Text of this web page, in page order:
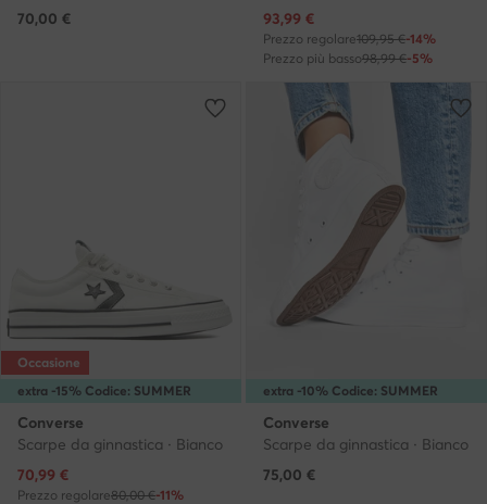
70,00 €
Prezzo attuale
93,99 €
Prezzo regolare109,95 €-14%
Prezzo più basso98,99 €-5%
extra -15% Codice: SUMMER
Occasione
Converse
Scarpe da ginnastica · Bianco
Prezzo attuale
70,99 €
Prezzo regolare80,00 €-11%
extra -10% Codice: SUMMER
Converse
Scarpe da ginnastica · Bianco
75,00 €